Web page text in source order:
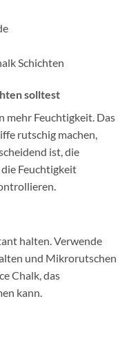
Schichten
solltest
mehr Feuchtigkeit. Das
rutschig machen,
ist, die
Feuchtigkeit
halten. Verwende
und Mikrorutschen
Chalk, das
kann.